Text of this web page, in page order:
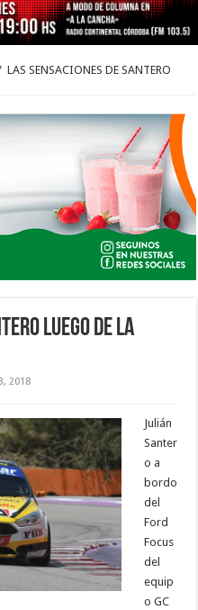
LAS SENSACIONES DE SANTERO
LUEGO DE LA
2018
Julián
Santer
o a
bordo
del
Ford
Focus
del
equip
o GC